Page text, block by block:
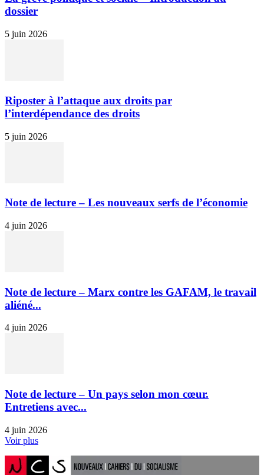
dossier
5 juin 2026
Riposter à l’attaque aux droits par
l’interdépendance des droits
5 juin 2026
Note de lecture – Les nouveaux serfs de l’économie
4 juin 2026
Note de lecture – Marx contre les GAFAM, le travail
aliéné...
4 juin 2026
Note de lecture – Un pays selon mon cœur.
Entretiens avec...
4 juin 2026
Voir plus